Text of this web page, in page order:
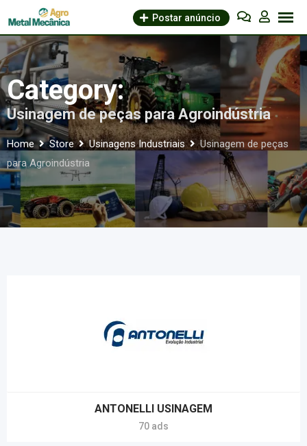
to
content
Postar anúncio
Category:
Usinagem de peças para Agroindústria
Home Store Usinagens Industriais
Usinagem de peças
para Agroindústria
ANTONELLI USINAGEM
70 ads